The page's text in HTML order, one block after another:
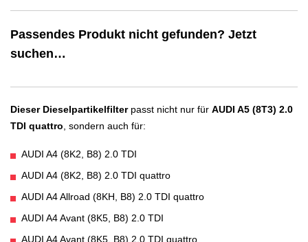
Passendes Produkt nicht gefunden? Jetzt
suchen…
Dieser Dieselpartikelfilterpasst nicht nur für AUDI A5 (8T3) 2.0
TDI quattro , sondern auch für:
AUDI A4 (8K2, B8) 2.0 TDI
AUDI A4 (8K2, B8) 2.0 TDI quattro
AUDI A4 Allroad (8KH, B8) 2.0 TDI quattro
AUDI A4 Avant (8K5, B8) 2.0 TDI
AUDI A4 Avant (8K5, B8) 2.0 TDI quattro